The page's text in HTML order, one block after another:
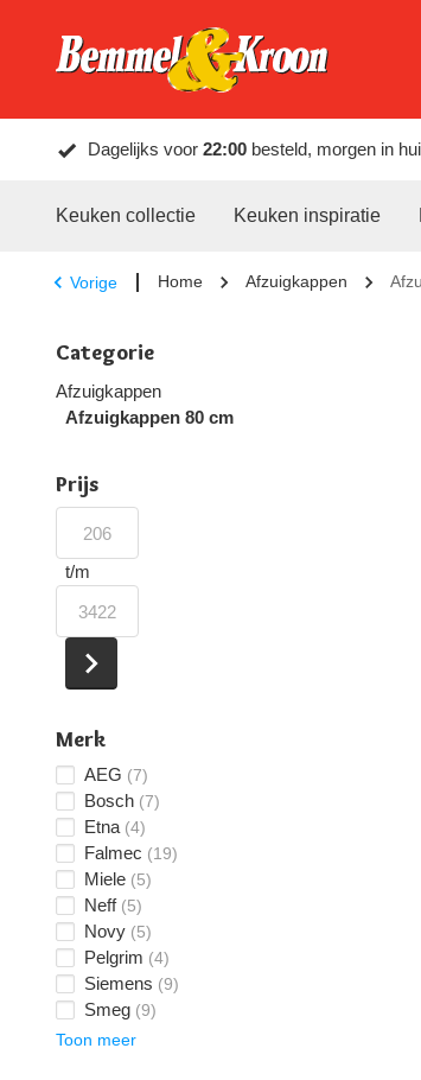
Dagelijks voor 22:00 besteld, morgen in
Keuken collectie Keuken inspiratie
Vorige Home Afzuigkappen
Categorie
Afzuigkappen
Afzuigkappen 80 cm
Prijs
t/m
Merk
AEG (7)
Bosch (7)
Etna (4)
Falmec (19)
Miele (5)
Neff (5)
Novy (5)
Pelgrim (4)
Siemens (9)
Smeg (9)
Toon meer